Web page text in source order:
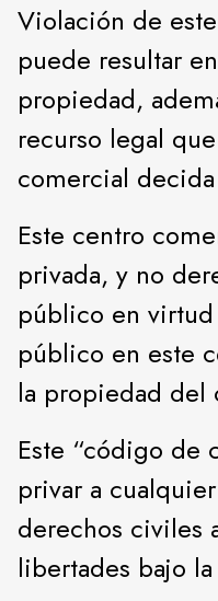
Violación de
puede resultar
propiedad,
recurso legal
comercial
Este centro
privada, y no
público en
público en este
la propiedad del
Este “código de
privar a
derechos civiles
libertades bajo